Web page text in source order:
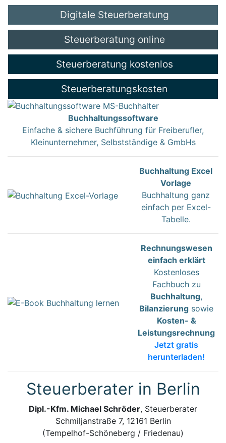
Digitale Steuerberatung
Steuerberatung online
Steuerberatung kostenlos
Steuerberatungskosten
Buchhaltungssoftware
Einfache & sichere Buchführung für Freiberufler,
Kleinunternehmer, Selbstständige & GmbHs
Buchhaltung Excel
Vorlage
Buchhaltung ganz
einfach per Excel-
Tabelle.
Rechnungswesen
einfach erklärt
Kostenloses
Fachbuch zu
Buchhaltung,
Bilanzierung sowie
Kosten- &
Leistungsrechnung
Jetzt gratis
herunterladen!
Steuerberater in Berlin
Dipl.-Kfm. Michael Schröder, Steuerberater
Schmiljanstraße 7, 12161 Berlin
(Tempelhof-Schöneberg / Friedenau)